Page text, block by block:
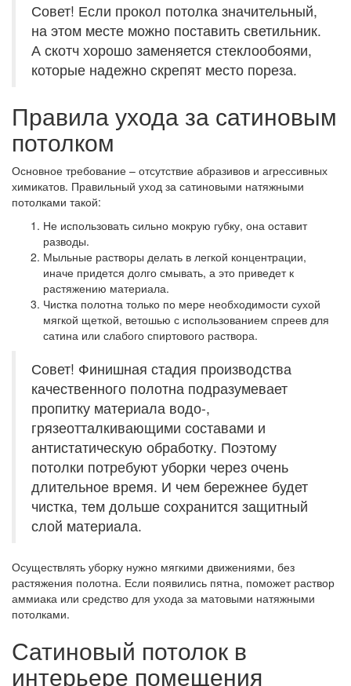
Совет! Если прокол потолка значительный,
на этом месте можно поставить светильник.
А скотч хорошо заменяется стеклообоями,
которые надежно скрепят место пореза.
Правила ухода за сатиновым
потолком
Основное требование – отсутствие абразивов и агрессивных
химикатов. Правильный уход за сатиновыми натяжными
потолками такой:
Не использовать сильно мокрую губку, она оставит
разводы.
Мыльные растворы делать в легкой концентрации,
иначе придется долго смывать, а это приведет к
растяжению материала.
Чистка полотна только по мере необходимости сухой
мягкой щеткой, ветошью с использованием спреев для
сатина или слабого спиртового раствора.
Совет! Финишная стадия производства
качественного полотна подразумевает
пропитку материала водо-,
грязеотталкивающими составами и
антистатическую обработку. Поэтому
потолки потребуют уборки через очень
длительное время. И чем бережнее будет
чистка, тем дольше сохранится защитный
слой материала.
Осуществлять уборку нужно мягкими движениями, без
растяжения полотна. Если появились пятна, поможет раствор
аммиака или средство для ухода за матовыми натяжными
потолками.
Сатиновый потолок в
интерьере помещения